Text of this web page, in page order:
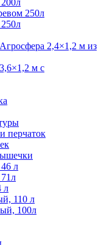
250л
2,4×1,2 м из
м с
перчаток
л
л
110 л
100л